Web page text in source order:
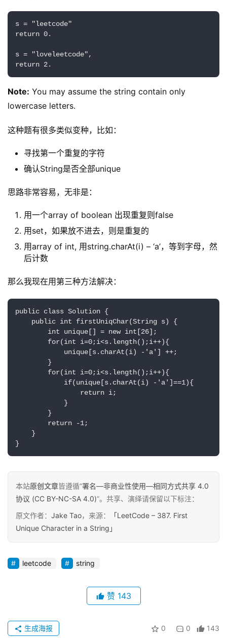
栏
动
态
碎
碎
念
工
具
注册
s = "leetcode"
return 0.
s = "loveleetcode",
Note: You may assume the string contain only
lowercase letters.
这种题有很多类似变种，比如：
寻找第一个重复的字符
确认String是否全部unique
思路非常容易，无非是：
用一个array of boolean 出现重复则false
用set，如果放不进去，则是重复的
用array of int, 用string.charAt(i) – ‘a’，等到字母，然
后计数
那么我现在用第三种方法解决：
public class Solution {
    public int firstUniqChar(String s) {
        int unique[] = new int[26];
        for(int i=0;i<s.length();i++){
            unique[s.charAt(i) -'a'] ++;
        }
        for(int i=0;i<s.length();i++){
            if(unique[s.charAt(i) -'a']==1){
                return i;
            }
        }
        return -1;
    }
}
本站原创文章皆遵循“署名—非商业性使用—相同方式共享 4.0
协议 (CC BY-NC-SA 4.0)”。共享、演绎请保留以下标注：
原文作者： Jake Tao，来源：
「LeetCode – 387. First
Unique Character in a String」
leetcode string
赞 143
0 0 143
生成海报